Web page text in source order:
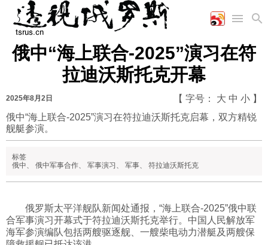
首页
国际
时政
军事
陆军
军事合作
评论
工业
能源
农业
美食
娱乐
图片新闻
高清图片
漫画
视频
图表
俄中“海上联合-2025”演习在符
拉迪沃斯托克开幕
2025年8月2日 【 字号： 大 中 小 】
俄中“海上联合-2025”演习在符拉迪沃斯托克启幕，双方精锐
舰艇参演。
标签
俄中、 俄中军事合作、 军事演习 、 军事、 符拉迪沃斯托克
俄罗斯太平洋舰队新闻处通报，“海上联合-2025”俄中联
合军事演习开幕式于符拉迪沃斯托克举行。中国人民解放军
海军参演编队包括两艘驱逐舰、一艘柴电动力潜艇及两艘保